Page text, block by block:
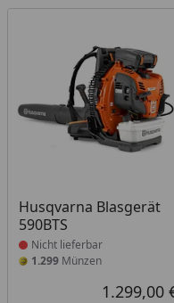
Husqvarna Blasgerät
590BTS
Produkt nicht lieferbar
Nicht lieferbar
1.299 Münzen
1.299,00